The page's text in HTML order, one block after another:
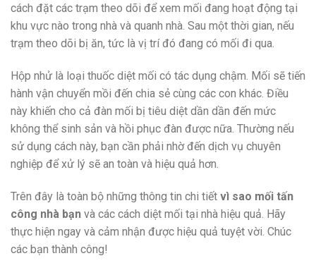
cách đặt các trạm theo dõi để xem mối đang hoạt động tại
khu vực nào trong nhà và quanh nhà. Sau một thời gian, nếu
trạm theo dõi bị ăn, tức là vị trí đó đang có mối đi qua.
Hộp nhử là loại thuốc diệt mối có tác dụng chậm. Mối sẽ tiến
hành vận chuyển mồi đến chia sẻ cùng các con khác. Điều
này khiến cho cả đàn mối bị tiêu diệt dần dần đến mức
không thể sinh sản và hồi phục đàn được nữa. Thường nếu
sử dụng cách này, bạn cần phải nhờ đến dịch vụ chuyên
nghiệp để xử lý sẽ an toàn và hiệu quả hơn.
Trên đây là toàn bộ những thông tin chi tiết vì sao mối tấn
công nhà bạn và các cách diệt mối tại nhà hiệu quả. Hãy
thực hiện ngay và cảm nhận được hiệu quả tuyệt vời. Chúc
các bạn thành công!